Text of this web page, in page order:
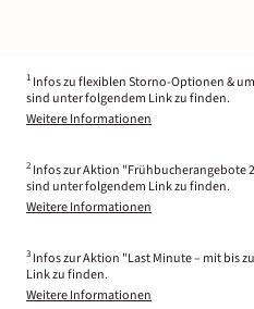
1 Infos zu flexiblen Storno-Optionen &
sind unter folgendem Link zu finden.
Weitere Informationen
2 Infos zur Aktion "Frühbucherangebote
sind unter folgendem Link zu finden.
Weitere Informationen
3 Infos zur Aktion "Last Minute – mit bis
Link zu finden.
Weitere Informationen